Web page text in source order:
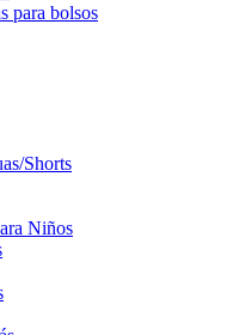
para bolsos
Shorts
Niños